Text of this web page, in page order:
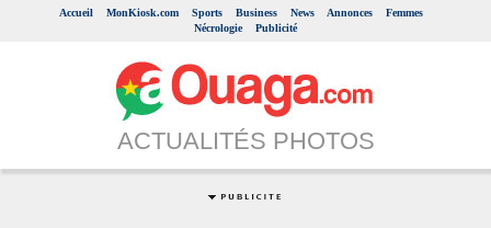
Accueil MonKiosk.com Sports Business News Annonces
Femmes
Nécrologie
Publicité
ACTUALITÉS PHOTOS